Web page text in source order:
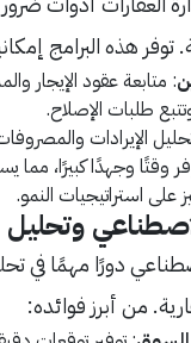
توفر هذه البرامج
: متابعة عقود الإيجار
طلبات الإصلاح.
الإيرادات
وقتًا وجهدًا كبيرًا،
على استراتيجيات النمو.
دورًا مهمًا في
من أبرز فوائده: